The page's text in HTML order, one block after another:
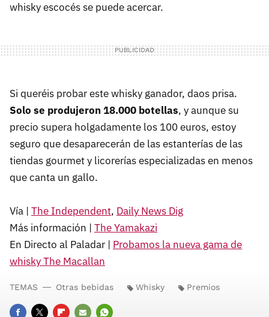
whisky escocés se puede acercar.
Si queréis probar este whisky ganador, daos prisa.
Solo se produjeron 18.000 botellas, y aunque su
precio supera holgadamente los 100 euros, estoy
seguro que desaparecerán de las estanterías de las
tiendas gourmet y licorerías especializadas en menos
que canta un gallo.
Vía | The Independent, Daily News Dig
Más información | The Yamakazi
En Directo al Paladar | Probamos la nueva gama de
whisky The Macallan
TEMAS Otras bebidas Whisky Premios